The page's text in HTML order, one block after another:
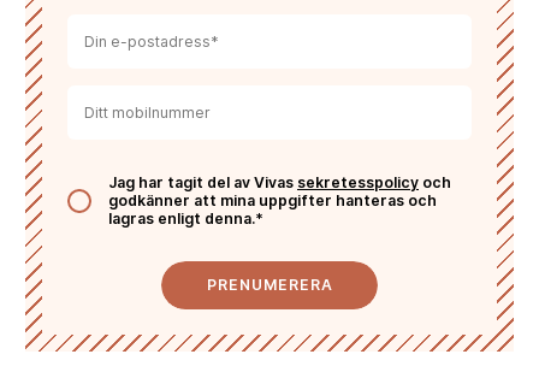
Jag har tagit del av Vivas sekretesspolicy och
godkänner att mina uppgifter hanteras och
lagras enligt denna.*
PRENUMERERA